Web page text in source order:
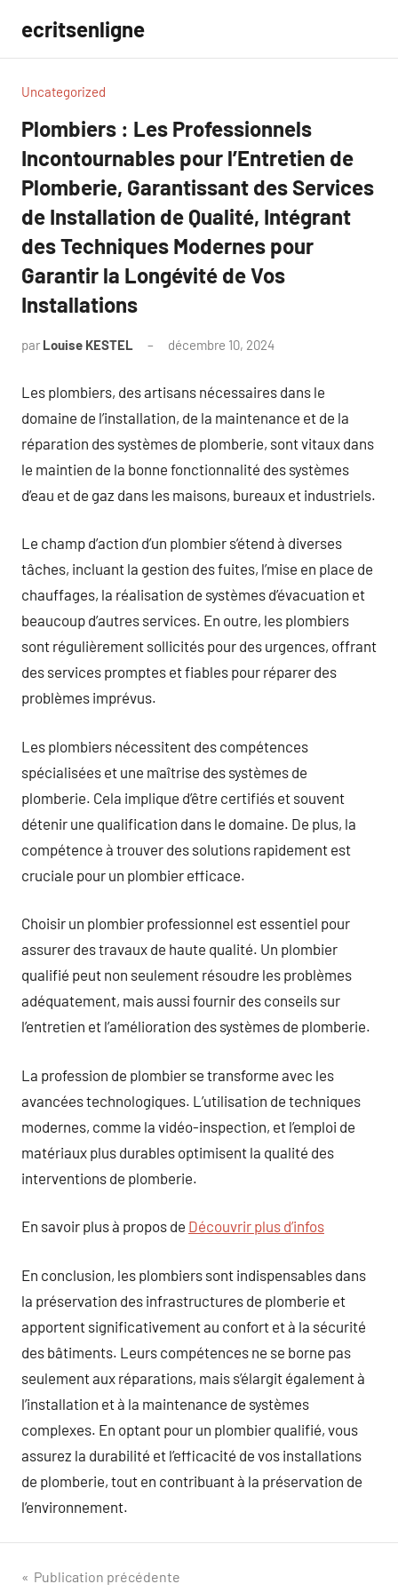
contenu
ecritsenligne
Uncategorized
Plombiers : Les Professionnels
Incontournables pour l’Entretien de
Plomberie, Garantissant des Services
de Installation de Qualité, Intégrant
des Techniques Modernes pour
Garantir la Longévité de Vos
Installations
par Louise KESTEL décembre 10, 2024
Les plombiers, des artisans nécessaires dans le
domaine de l’installation, de la maintenance et de la
réparation des systèmes de plomberie, sont vitaux dans
le maintien de la bonne fonctionnalité des systèmes
d’eau et de gaz dans les maisons, bureaux et industriels.
Le champ d’action d’un plombier s’étend à diverses
tâches, incluant la gestion des fuites, l’mise en place de
chauffages, la réalisation de systèmes d’évacuation et
beaucoup d’autres services. En outre, les plombiers
sont régulièrement sollicités pour des urgences, offrant
des services promptes et fiables pour réparer des
problèmes imprévus.
Les plombiers nécessitent des compétences
spécialisées et une maîtrise des systèmes de
plomberie. Cela implique d’être certifiés et souvent
détenir une qualification dans le domaine. De plus, la
compétence à trouver des solutions rapidement est
cruciale pour un plombier efficace.
Choisir un plombier professionnel est essentiel pour
assurer des travaux de haute qualité. Un plombier
qualifié peut non seulement résoudre les problèmes
adéquatement, mais aussi fournir des conseils sur
l’entretien et l’amélioration des systèmes de plomberie.
La profession de plombier se transforme avec les
avancées technologiques. L’utilisation de techniques
modernes, comme la vidéo-inspection, et l’emploi de
matériaux plus durables optimisent la qualité des
interventions de plomberie.
En savoir plus à propos de Découvrir plus d’infos
En conclusion, les plombiers sont indispensables dans
la préservation des infrastructures de plomberie et
apportent significativement au confort et à la sécurité
des bâtiments. Leurs compétences ne se borne pas
seulement aux réparations, mais s’élargit également à
l’installation et à la maintenance de systèmes
complexes. En optant pour un plombier qualifié, vous
assurez la durabilité et l’efficacité de vos installations
de plomberie, tout en contribuant à la préservation de
l’environnement.
Navigation
Publication précédente